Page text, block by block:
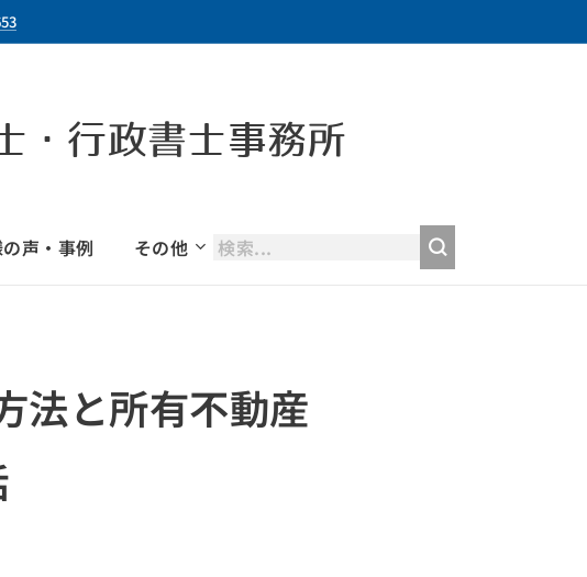
・行政書士事務所
声・事例 その他
法と所有不動産